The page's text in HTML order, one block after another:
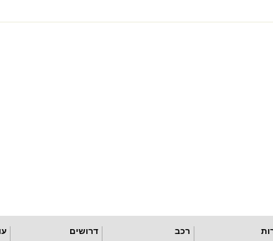
רכב דרושים